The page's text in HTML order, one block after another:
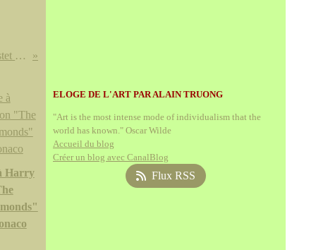
Découverte d'un temple de Bastet à Alexandrie
Harry
ELOGE DE L'ART PAR ALAIN TRUONG
"Art is the most intense mode of individualism that the
world has known." Oscar Wilde
Accueil du blog
Créer un blog avec CanalBlog
Flux RSS